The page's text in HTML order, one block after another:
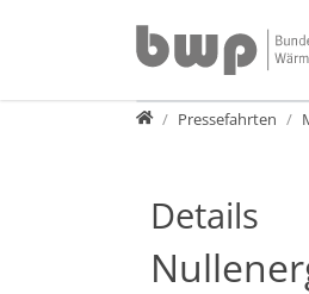
PressePressefahrten
Details